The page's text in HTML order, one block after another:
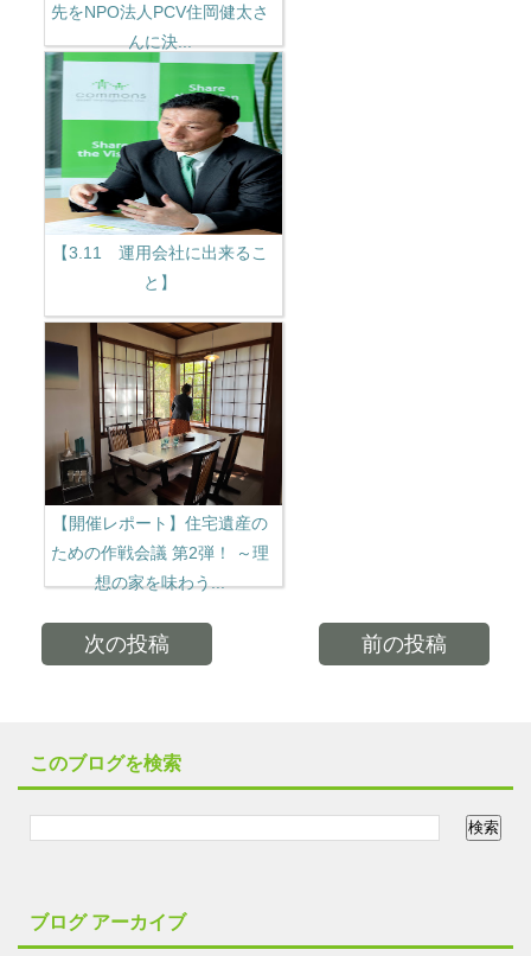
先をNPO法人PCV住岡健太さ
んに決...
【3.11 運用会社に出来るこ
と】
【開催レポート】住宅遺産の
ための作戦会議 第2弾！ ～理
想の家を味わう...
次の投稿 前の投稿
このブログを検索
ブログ アーカイブ